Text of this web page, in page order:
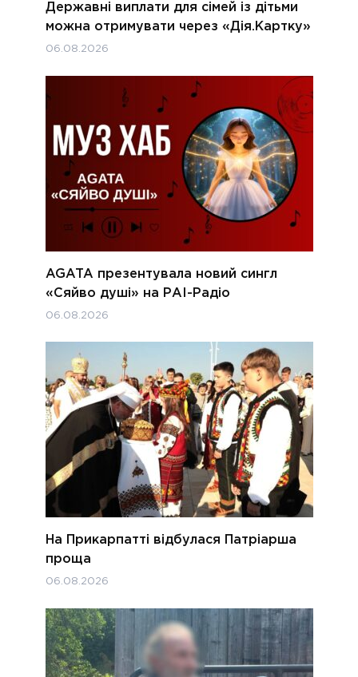
Державні виплати для сімей із дітьми
можна отримувати через «Дія.Картку»
06.08.2026
AGATA презентувала новий сингл
«Сяйво душі» на РАІ-Радіо
06.08.2026
На Прикарпатті відбулася Патріарша
проща
06.08.2026